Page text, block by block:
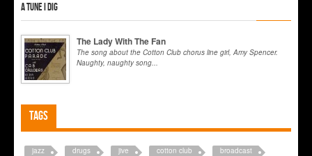
A tune I dig
The Lady With The Fan
The song about the Cotton Club chorus line girl, Amy Spencer.
Naughty, naughty song...
Tags
jazz drugs jive cotton club
broadcast